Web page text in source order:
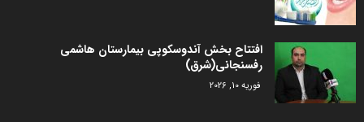
افتتاح بخش آندوسکوپی بیمارستان هاشمی
رفسنجانی(شرق)
فوریه 10, 2026